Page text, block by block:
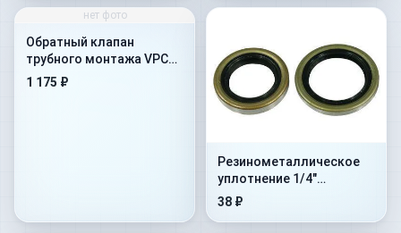
нет фото
Обратный клапан
трубного монтажа VPC
1&#039-&#039-
1 175 ₽
Резинометалличеcкое
уплотнение 1/4"
(1MTBU.100101)
38 ₽